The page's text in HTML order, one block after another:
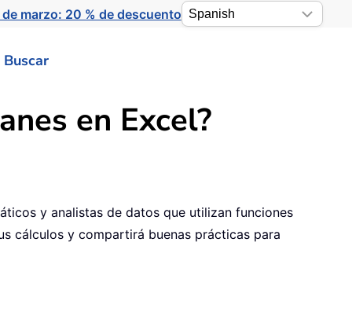
marzo: 20 % de descuento
Buscar
en Excel?
y analistas de datos que utilizan funciones
cálculos y compartirá buenas prácticas para